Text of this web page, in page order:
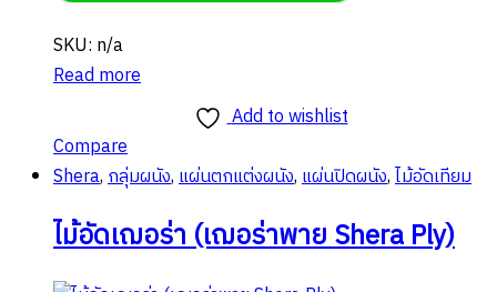
SKU: n/a
Read more
Add to wishlist
Compare
Shera,กลุ่มผนัง,แผ่นตกแต่งผนัง,แผ่นปิดผนัง,ไม้อัดเทียม
ไม้อัดเฌอร่า (เฌอร่าพาย Shera Ply)